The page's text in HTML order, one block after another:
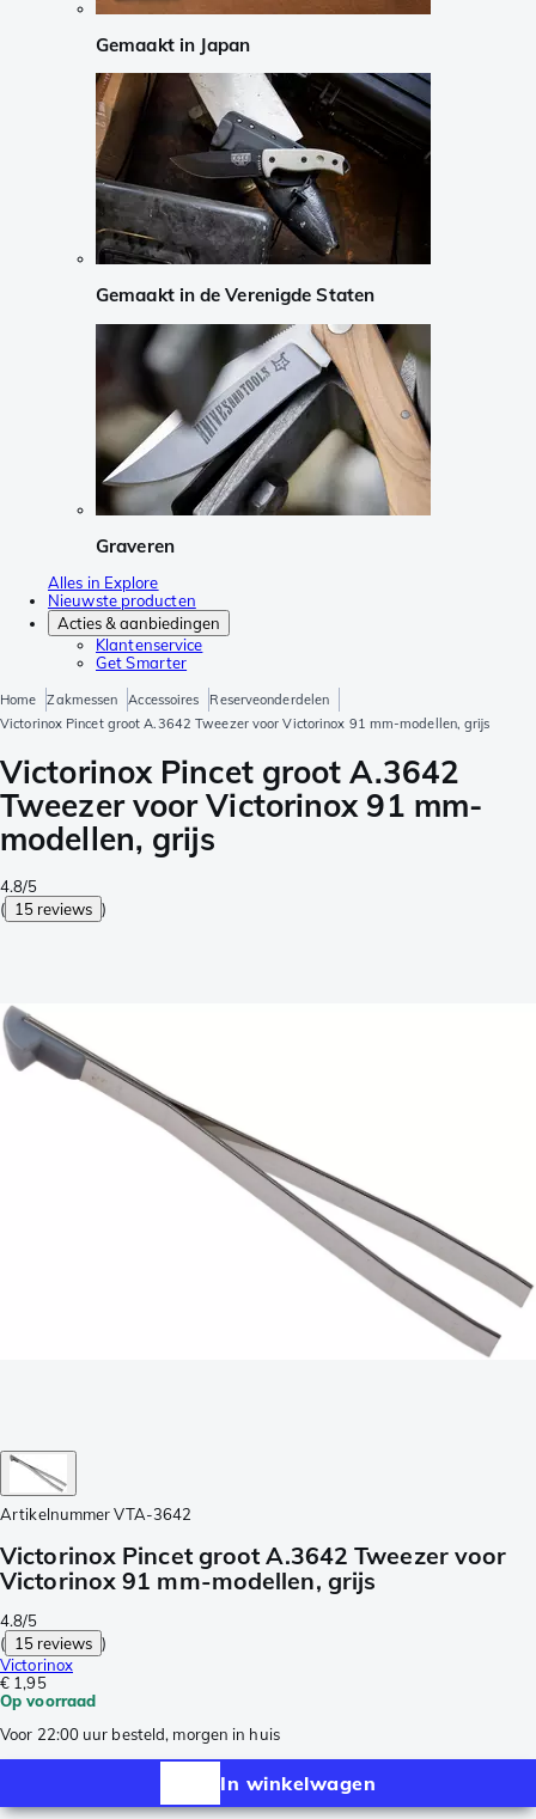
Gemaakt in Japan
Gemaakt in de Verenigde Staten
Graveren
Alles in Explore
Nieuwste producten
Acties & aanbiedingen
Klantenservice
Get Smarter
Home Zakmessen Accessoires
Reserveonderdelen
Victorinox Pincet groot A.3642 Tweezer voor Victorinox 91 mm-modellen, grijs
Victorinox Pincet groot A.3642
Tweezer voor Victorinox 91 mm-
modellen, grijs
4.8/5
( 15 reviews )
Artikelnummer VTA-3642
Victorinox Pincet groot A.3642 Tweezer voor
Victorinox 91 mm-modellen, grijs
4.8/5
( 15 reviews )
Victorinox
€ 1,95
Op voorraad
Voor 22:00 uur besteld, morgen in huis
In winkelwagen